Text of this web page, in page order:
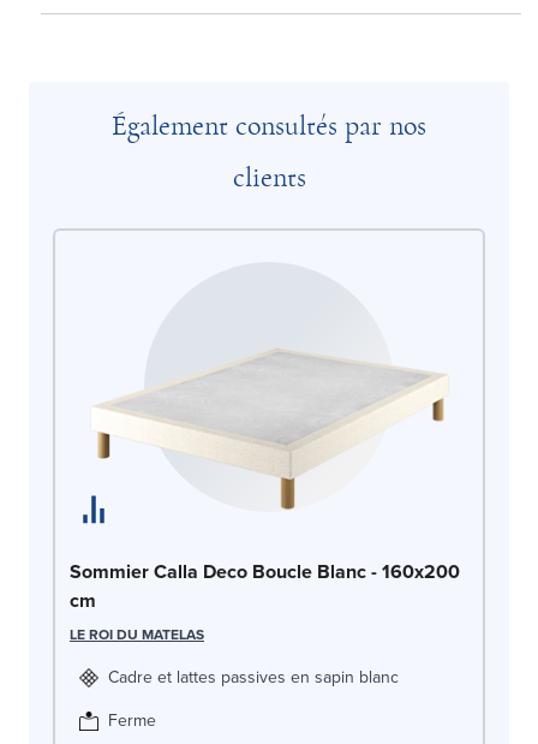
Également consultés par nos
clients
Sommier Calla Deco Boucle Blanc - 160x200
cm
LE ROI DU MATELAS
Cadre et lattes passives en sapin blanc
Ferme